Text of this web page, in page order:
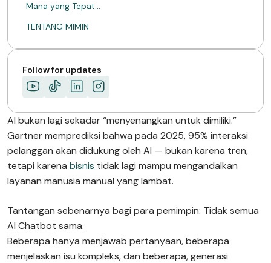
Mana yang Tepat…
TENTANG MIMIN
Follow for updates
AI bukan lagi sekadar “menyenangkan untuk dimiliki.”
Gartner memprediksi bahwa pada 2025, 95% interaksi
pelanggan akan didukung oleh AI — bukan karena tren,
tetapi karena bisnis tidak lagi mampu mengandalkan
layanan manusia manual yang lambat.
Tantangan sebenarnya bagi para pemimpin: Tidak semua
AI Chatbot sama.
Beberapa hanya menjawab pertanyaan, beberapa
menjelaskan isu kompleks, dan beberapa, generasi